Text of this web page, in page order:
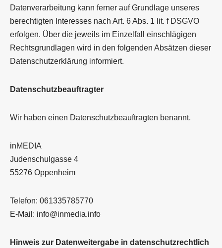
Datenverarbeitung kann ferner auf Grundlage unseres
berechtigten Interesses nach Art. 6 Abs. 1 lit. f DSGVO
erfolgen. Über die jeweils im Einzelfall einschlägigen
Rechtsgrundlagen wird in den folgenden Absätzen dieser
Datenschutzerklärung informiert.
Datenschutz­beauftragter
Wir haben einen Datenschutzbeauftragten benannt.
inMEDIA
Judenschulgasse 4
55276 Oppenheim
Telefon: 061335785770
E-Mail: info@inmedia.info
Hinweis zur Datenweitergabe in datenschutzrechtlich